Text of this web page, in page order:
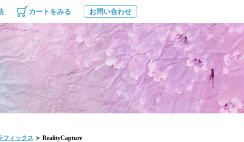
カートをみる お問い合わせ
フィックス ＞ RealityCapture